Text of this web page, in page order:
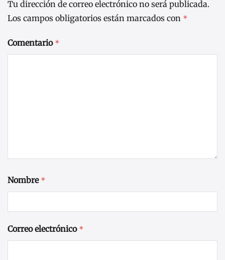
Tu dirección de correo electrónico no será publicada.
Los campos obligatorios están marcados con *
Comentario *
Nombre *
Correo electrónico *